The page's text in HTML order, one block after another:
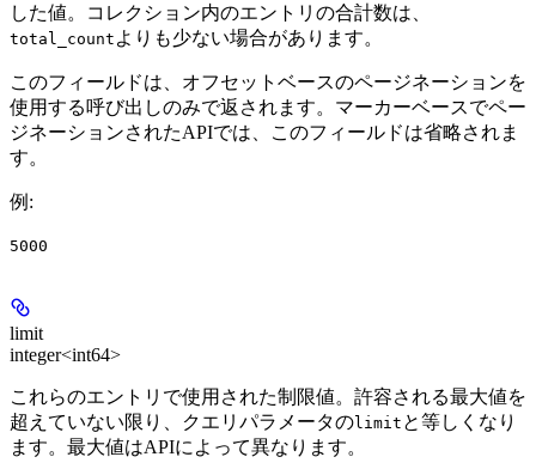
した値。コレクション内のエントリの合計数は、
total_count よりも少ない場合があります。
このフィールドは、オフセットベースのページネーションを
使用する呼び出しのみで返されます。マーカーベースでペー
ジネーションされたAPIでは、このフィールドは省略されま
す。
例 :
5000
limit
integer<int64>
これらのエントリで使用された制限値。許容される最大値を
超えていない限り、クエリパラメータのlimit と等しくなり
ます。最大値はAPIによって異なります。